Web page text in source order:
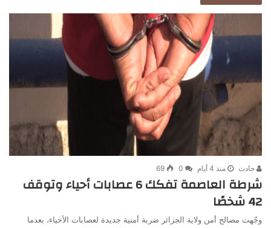
جادت منذ 4 أيام 0
69
شرطة العاصمة تفكك 6 عصابات أحياء وتوقف
42 شخصًا
وجّهت مصالح أمن ولاية الجزائر ضربة أمنية جديدة لعصابات الأحياء، بعدما